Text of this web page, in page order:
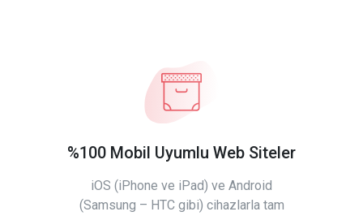
%100 Mobil Uyumlu Web Siteler
iOS (iPhone ve iPad) ve Android
(Samsung – HTC gibi) cihazlarla tam